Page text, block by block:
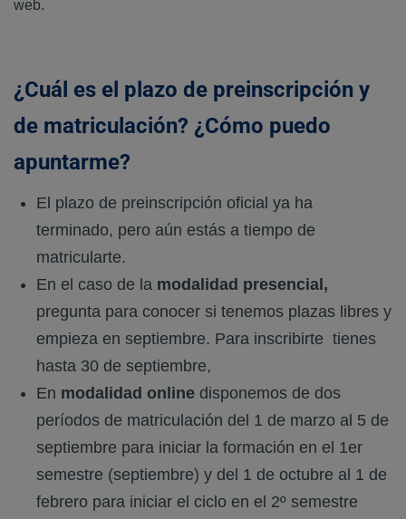
web.
¿Cuál es el plazo de preinscripción y
de matriculación? ¿Cómo puedo
apuntarme?
El plazo de preinscripción oficial ya ha
terminado, pero aún estás a tiempo de
matricularte.
En el caso de la modalidad presencial,
pregunta para conocer si tenemos plazas libres y
empieza en septiembre. Para inscribirte tienes
hasta 30 de septiembre,
En modalidad online disponemos de dos
períodos de matriculación del 1 de marzo al 5 de
septiembre para iniciar la formación en el 1er
semestre (septiembre) y del 1 de octubre al 1 de
febrero para iniciar el ciclo en el 2º semestre